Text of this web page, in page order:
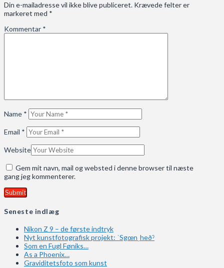
Din e-mailadresse vil ikke blive publiceret. Krævede felter er
markeret med *
Kommentar *
Name *
Email *
Website
Gem mit navn, mail og websted i denne browser til næste
gang jeg kommenterer.
Seneste indlæg
Nikon Z 9 – de første indtryk
Nyt kunstfotografisk projekt: ˈSgœnˌheðˀ
Som en Fugl Føniks…
As a Phoenix…
Graviditetsfoto som kunst